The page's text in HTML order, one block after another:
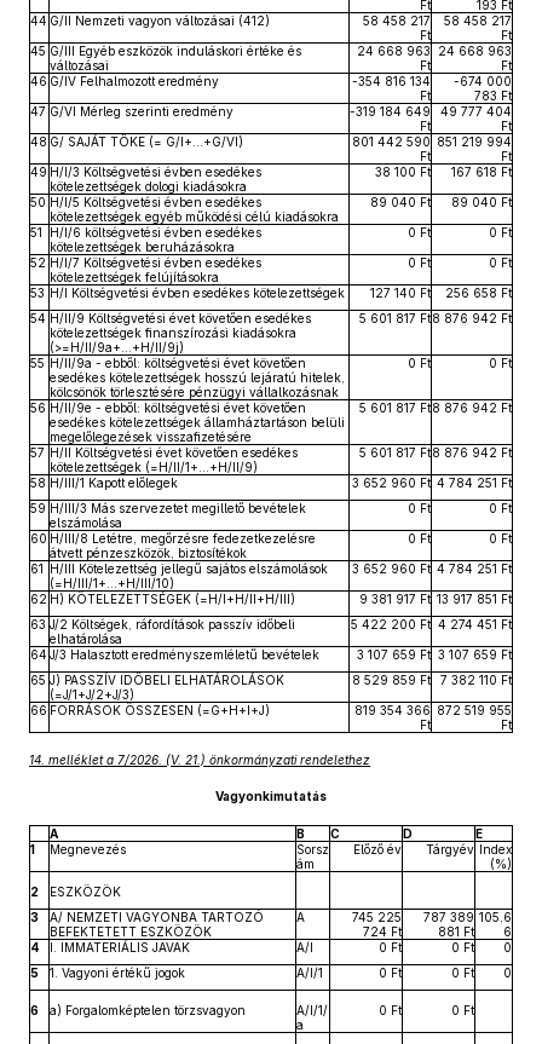
Ft
193 Ft
44 G/II Nemzeti vagyon változásai (412)
58 458 217
Ft
58 458 217
Ft
45 G/III Egyéb eszközök induláskori értéke és
változásai
24 668 963
Ft
24 668 963
Ft
46 G/IV Felhalmozott eredmény
-354 816 134
Ft
-674 000
783 Ft
47 G/VI Mérleg szerinti eredmény
-319 184 649
Ft
49 777 404
Ft
48 G/ SAJÁT TŐKE (= G/I+…+G/VI)
801 442 590
Ft
851 219 994
Ft
49 H/I/3 Költségvetési évben esedékes
kötelezettségek dologi kiadásokra
38 100 Ft 167 618 Ft
50 H/I/5 Költségvetési évben esedékes
kötelezettségek egyéb működési célú kiadásokra
89 040 Ft 89 040 Ft
51
H/I/6 költségvetési évben esedékes
kötelezettségek beruházásokra
0 Ft 0 Ft
52 H/I/7 Költségvetési évben esedékes
kötelezettségek felújításokra
0 Ft 0 Ft
53 H/I Költségvetési évben esedékes kötelezettségek 127 140 Ft
256 658 Ft
54 H/II/9 Költségvetési évet követően esedékes
kötelezettségek finanszírozási kiadásokra
(>=H/II/9a+…+H/II/9j)
5 601 817 Ft8 876 942 Ft
55 H/II/9a - ebből: költségvetési évet követően
esedékes kötelezettségek hosszú lejáratú hitelek,
kölcsönök törlesztésére pénzügyi vállalkozásnak
0 Ft 0 Ft
56 H/II/9e - ebből: költségvetési évet követően
esedékes kötelezettségek államháztartáson belüli
megelőlegezések visszafizetésére
5 601 817 Ft8 876 942 Ft
57 H/II Költségvetési évet követően esedékes
kötelezettségek (=H/II/1+…+H/II/9)
5 601 817 Ft8 876 942 Ft
58 H/III/1 Kapott előlegek 3 652 960 Ft 4 784 251 Ft
59 H/III/3 Más szervezetet megillető bevételek
elszámolása
0 Ft 0 Ft
60 H/III/8 Letétre, megőrzésre fedezetkezelésre
átvett pénzeszközök, biztosítékok
0 Ft 0 Ft
61 H/III Kötelezettség jellegű sajátos elszámolások
(=H/III/1+…+H/III/10)
3 652 960 Ft 4 784 251 Ft
62 H) KÖTELEZETTSÉGEK (=H/I+H/II+H/III) 9 381 917 Ft 13 917 851 Ft
63 J/2 Költségek, ráfordítások passzív időbeli
elhatárolása
5 422 200 Ft 4 274 451 Ft
64 J/3 Halasztott eredményszemléletű bevételek 3 107 659 Ft 3 107 659 Ft
65 J) PASSZÍV IDŐBELI ELHATÁROLÁSOK
(=J/1+J/2+J/3)
8 529 859 Ft 7 382 110 Ft
66 FORRÁSOK ÖSSZESEN (=G+H+I+J)
819 354 366
Ft
872 519 955
Ft
14. melléklet a 7/2026. (V. 21.) önkormányzati rendelethez
Vagyonkimutatás
A B C D
E
1
Megnevezés
Sorsz
ám
Előző év Tárgyév Index
(%)
2
ESZKÖZÖK
3
A/ NEMZETI VAGYONBA TARTOZÓ
BEFEKTETETT ESZKÖZÖK
A
745 225
724 Ft
787 389
881 Ft
105,6
6
4
I. IMMATERIÁLIS JAVAK A/I 0 Ft 0 Ft
0
5
1. Vagyoni értékű jogok A/I/1 0 Ft 0 Ft 0
6 a) Forgalomképtelen törzsvagyon
A/I/1/
a
0 Ft 0 Ft